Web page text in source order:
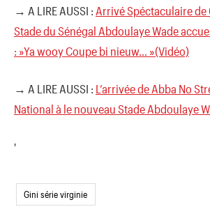
→ A LIRE AUSSI : Arrivé Spéctaculaire de
Stade du Sénégal Abdoulaye Wade
: »Ya wooy Coupe bi nieuw… »(Vidéo)
→ A LIRE AUSSI : L’arrivée de Abba No
National à le nouveau Stade Abdoulaye
'
Gini série virginie